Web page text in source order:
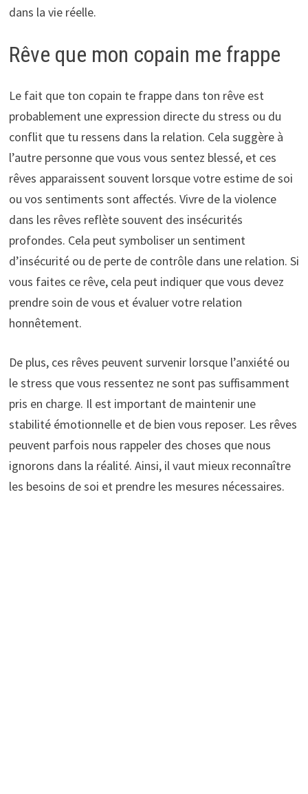
dans la vie réelle.
Rêve que mon copain me frappe
Le fait que ton copain te frappe dans ton rêve est
probablement une expression directe du stress ou du
conflit que tu ressens dans la relation. Cela suggère à
l’autre personne que vous vous sentez blessé, et ces
rêves apparaissent souvent lorsque votre estime de soi
ou vos sentiments sont affectés. Vivre de la violence
dans les rêves reflète souvent des insécurités
profondes. Cela peut symboliser un sentiment
d’insécurité ou de perte de contrôle dans une relation. Si
vous faites ce rêve, cela peut indiquer que vous devez
prendre soin de vous et évaluer votre relation
honnêtement.
De plus, ces rêves peuvent survenir lorsque l’anxiété ou
le stress que vous ressentez ne sont pas suffisamment
pris en charge. Il est important de maintenir une
stabilité émotionnelle et de bien vous reposer. Les rêves
peuvent parfois nous rappeler des choses que nous
ignorons dans la réalité. Ainsi, il vaut mieux reconnaître
les besoins de soi et prendre les mesures nécessaires.